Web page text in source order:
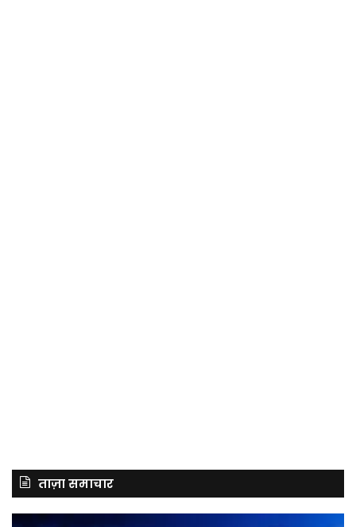
ताज़ा समाचार